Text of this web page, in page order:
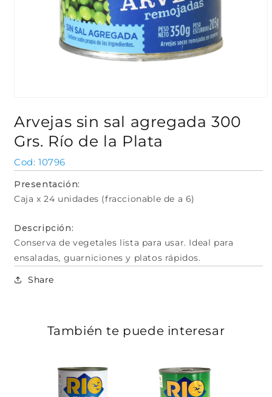
multimedia
1
en
una
modal
Arvejas sin sal agregada 300
Grs. Río de la Plata
SKU:
10796
Presentación:
Caja x 24 unidades (fraccionable de a 6)
Descripción:
Conserva de vegetales lista para usar. Ideal para
ensaladas, guarniciones y platos rápidos.
Share
También te puede interesar